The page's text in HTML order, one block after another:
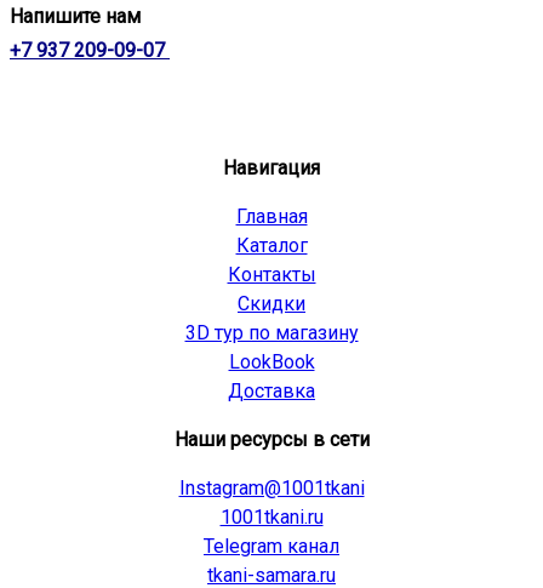
Напишите нам
+7 937 209-09-07
Навигация
Главная
Каталог
Контакты
Скидки
3D тур по магазину
LookBook
Доставка
Наши ресурсы в сети
Instagram@1001tkani
1001tkani.ru
Telegram канал
tkani-samara.ru